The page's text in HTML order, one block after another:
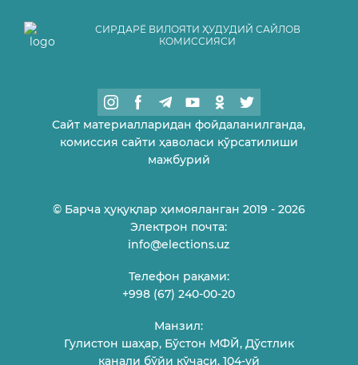
СИРДАРЁ ВИЛОЯТИ ҲУДУДИЙ САЙЛОВ
КОМИССИЯСИ
Сайт материалларидан фойдаланилганда,
комиссия сайти ҳаволаси кўрсатилиши
мажбурий
© Барча ҳуқуқлар ҳимояланган 2019 - 2026
Электрон почта:
info@elections.uz
Телефон рақами:
+998 (67) 240-00-20
Манзил:
Гулистон шаҳар, Бўстон МФЙ, Дўстлик
канали бўйи кўчаси, 104-уй